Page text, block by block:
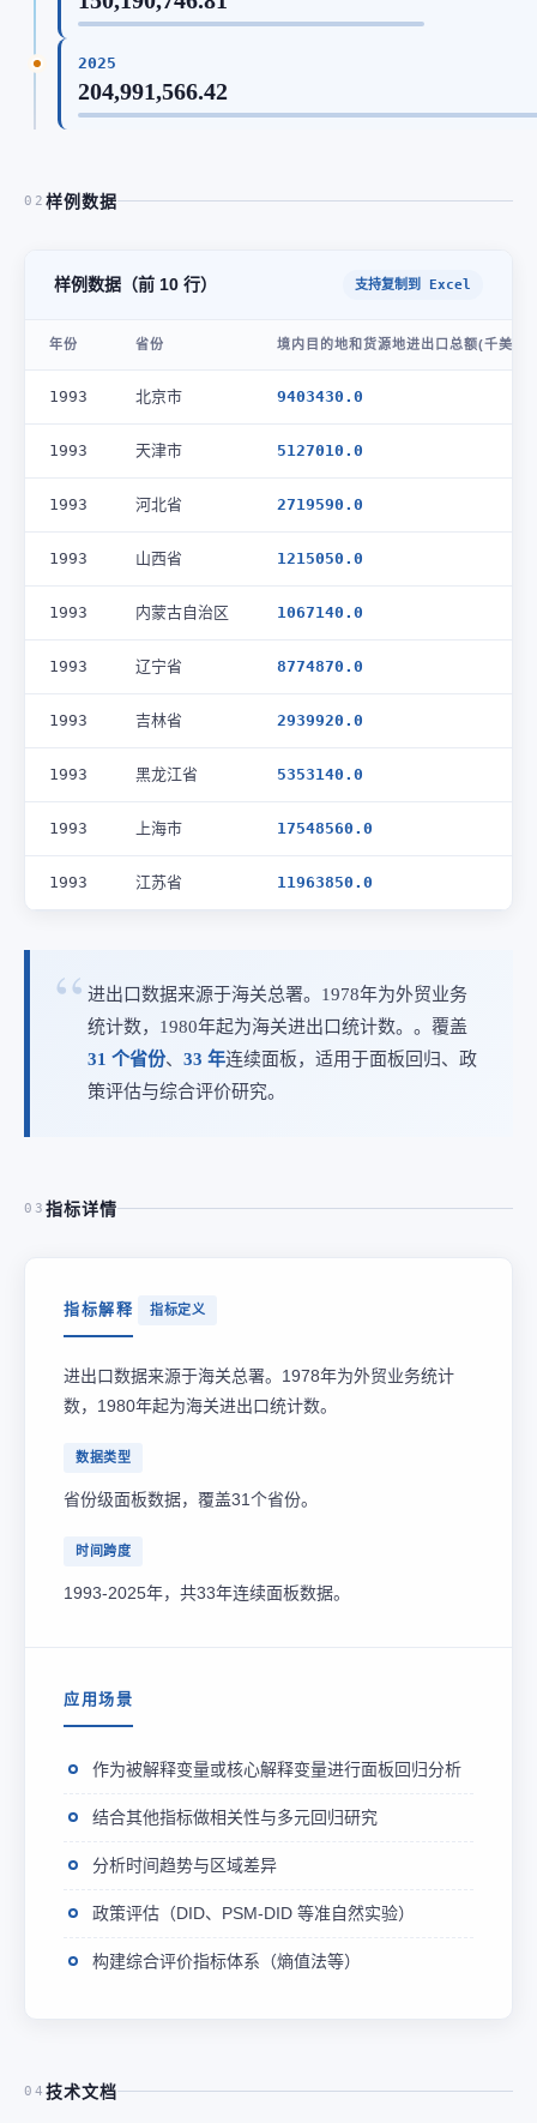
2025
204,991,566.42
02 样例数据
样例数据（前 10 行） 支持复制到 Excel
年份 省份 境内目的地和货源地进出口总额(千美元)
1993 北京市 9403430.0
1993 天津市 5127010.0
1993 河北省 2719590.0
1993 山西省 1215050.0
1993 内蒙古自治区 1067140.0
1993 辽宁省 8774870.0
1993 吉林省 2939920.0
1993 黑龙江省 5353140.0
1993 上海市 17548560.0
1993 江苏省 11963850.0
进出口数据来源于海关总署。1978年为外贸业务
统计数，1980年起为海关进出口统计数。。覆盖
31 个省份、 33 年连续面板，适用于面板回归、政
策评估与综合评价研究。
03 指标详情
指标解释 指标定义
进出口数据来源于海关总署。1978年为外贸业务统计
数，1980年起为海关进出口统计数。
数据类型
省份级面板数据，覆盖31个省份。
时间跨度
1993-2025年，共33年连续面板数据。
应用场景
作为被解释变量或核心解释变量进行面板回归分析
结合其他指标做相关性与多元回归研究
分析时间趋势与区域差异
政策评估（DID、PSM-DID 等准自然实验）
构建综合评价指标体系（熵值法等）
04 技术文档